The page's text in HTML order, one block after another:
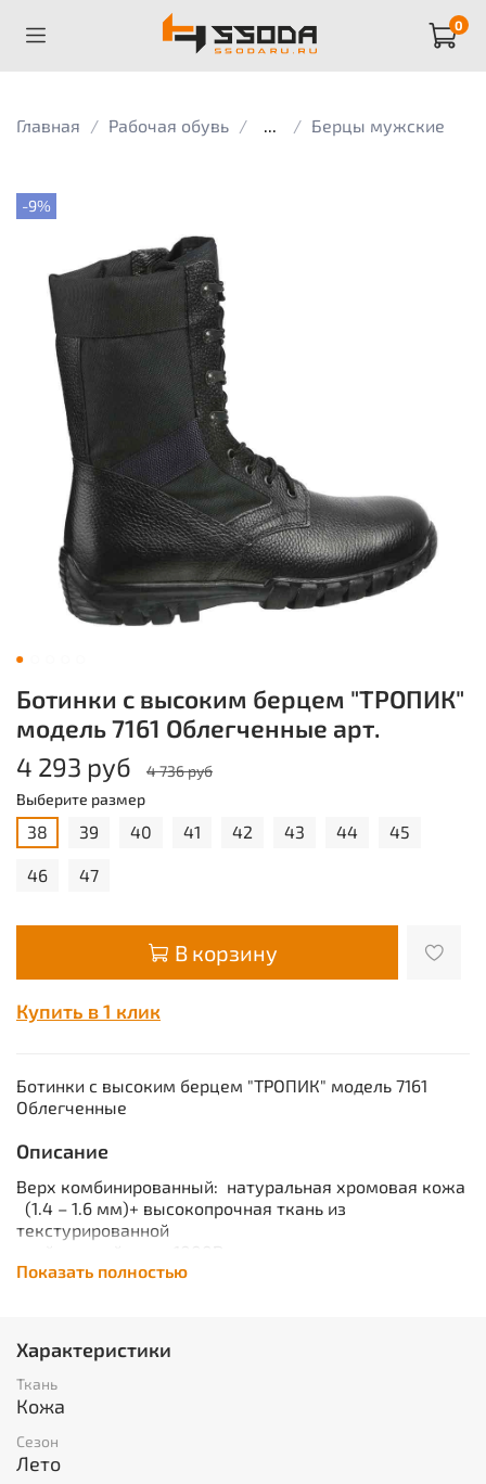
0
Главная Рабочая обувь ... Берцы мужские
-9%
Ботинки с высоким берцем "ТРОПИК"
модель 7161 Облегченные арт.
4 293 руб
4 736 руб
Выберите размер
38 39 40 41 42 43 44 45
46 47
В корзину
Купить в 1 клик
Ботинки с высоким берцем "ТРОПИК" модель 7161
Облегченные
Описание
Верх комбинированный: натуральная хромовая кожа
(1.4 – 1.6 мм)+ высокопрочная ткань из
текстурированной
Подкладка: нетканая устойчивая к истиранию и
Подошва: ТЭП (±40°С)
Метод крепления подошвы: клеевой.
Супинатор: металлический.
Подносок и задник: усиленный из
материала.
Размеры: 36-47.
Показать полностью
Характеристики
Ткань
Кожа
Сезон
Лето